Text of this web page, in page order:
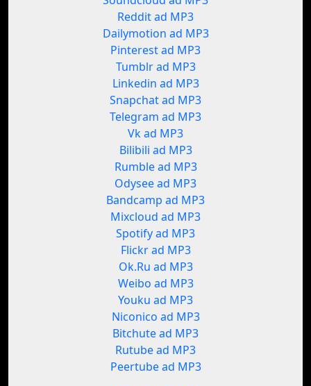
Reddit ad MP3
Dailymotion ad MP3
Pinterest ad MP3
Tumblr ad MP3
Linkedin ad MP3
Snapchat ad MP3
Telegram ad MP3
Vk ad MP3
Bilibili ad MP3
Rumble ad MP3
Odysee ad MP3
Bandcamp ad MP3
Mixcloud ad MP3
Spotify ad MP3
Flickr ad MP3
Ok.Ru ad MP3
Weibo ad MP3
Youku ad MP3
Niconico ad MP3
Bitchute ad MP3
Rutube ad MP3
Peertube ad MP3